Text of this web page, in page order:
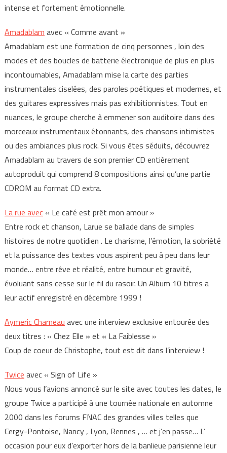
intense et fortement émotionnelle.
Amadablam avec « Comme avant »
Amadablam est une formation de cinq personnes , loin des
modes et des boucles de batterie électronique de plus en plus
incontournables, Amadablam mise la carte des parties
instrumentales ciselées, des paroles poétiques et modernes, et
des guitares expressives mais pas exhibitionnistes. Tout en
nuances, le groupe cherche à emmener son auditoire dans des
morceaux instrumentaux étonnants, des chansons intimistes
ou des ambiances plus rock. Si vous êtes séduits, découvrez
Amadablam au travers de son premier CD entièrement
autoproduit qui comprend 8 compositions ainsi qu’une partie
CDROM au format CD extra.
La rue avec« Le café est prêt mon amour »
Entre rock et chanson, Larue se ballade dans de simples
histoires de notre quotidien . Le charisme, l’émotion, la sobriété
et la puissance des textes vous aspirent peu à peu dans leur
monde… entre rêve et réalité, entre humour et gravité,
évoluant sans cesse sur le fil du rasoir. Un Album 10 titres a
leur actif enregistré en décembre 1999 !
Aymeric Charneau avec une interview exclusive entourée des
deux titres : « Chez Elle » et « La Faiblesse »
Coup de coeur de Christophe, tout est dit dans l’interview !
Twice avec « Sign of Life »
Nous vous l’avions annoncé sur le site avec toutes les dates, le
groupe Twice a participé à une tournée nationale en automne
2000 dans les forums FNAC des grandes villes telles que
Cergy-Pontoise, Nancy , Lyon, Rennes , … et j’en passe… L’
occasion pour eux d’exporter hors de la banlieue parisienne leur